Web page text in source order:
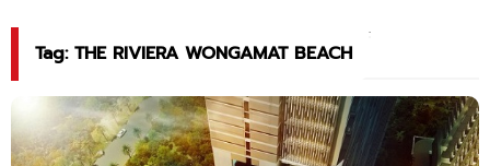
Tag: THE RIVIERA WONGAMAT BEACH